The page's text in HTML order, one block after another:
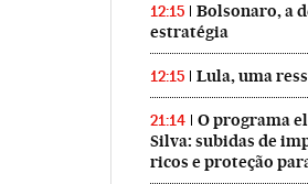
12:15
Bolsonaro, a
estratégia
12:15 Lula, uma
21:14
O programa
Silva: subidas de
ricos e proteção